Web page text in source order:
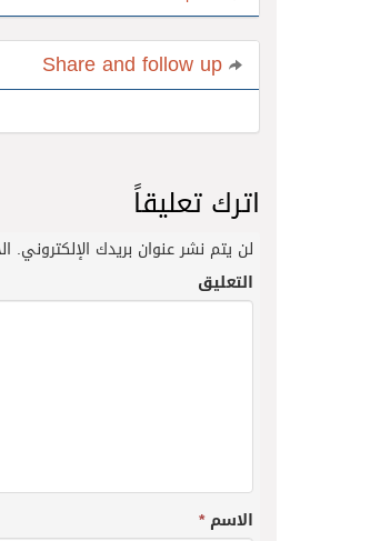
اترك تعليقاً
لن يتم نشر عنوان بريدك الإلكتروني.
التعليق
الاسم*